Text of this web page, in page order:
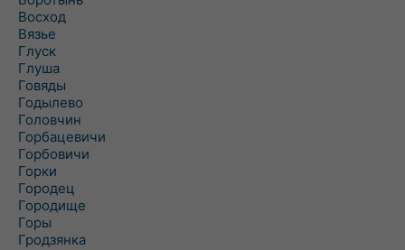
Восход
Вязье
Глуск
Глуша
Говяды
Годылево
Головчин
Горбацевичи
Горбовичи
Горки
Городец
Городище
Горы
Гродзянка